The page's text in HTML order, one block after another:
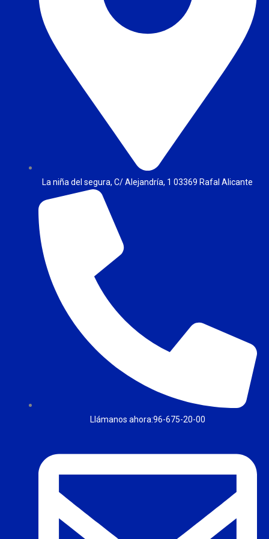
La niña del segura, C/ Alejandría, 1 03369 Rafal Alicante
Llámanos ahora:96-675-20-00